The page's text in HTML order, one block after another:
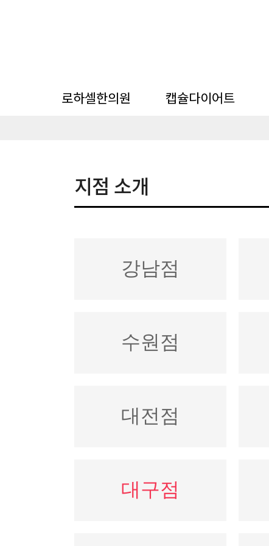
로하셀한의원 캡슐다이어트
한의원 시스템
지점 소개
지점 소개
강남점
수원점
대전점
대구점